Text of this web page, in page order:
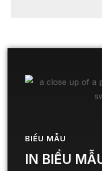
BIỂU MẪU
IN BIỂU